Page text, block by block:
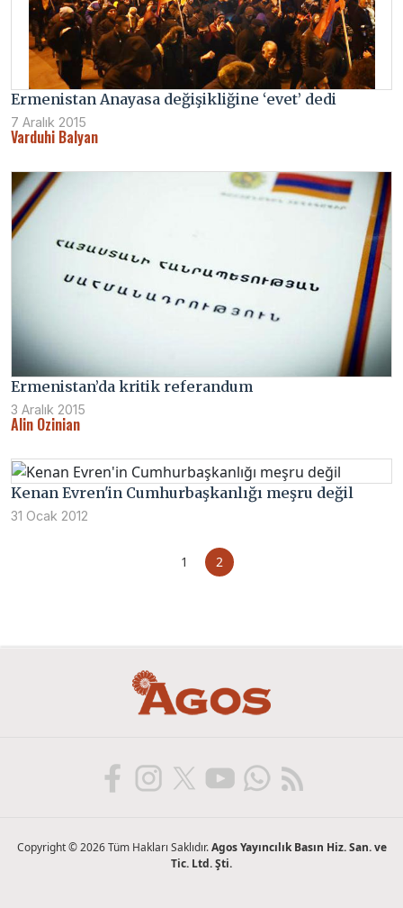
Ermenistan Anayasa değişikliğine ‘evet’ dedi
7 Aralık 2015
Varduhi Balyan
Ermenistan’da kritik referandum
3 Aralık 2015
Alin Ozinian
Kenan Evren'in Cumhurbaşkanlığı meşru değil
31 Ocak 2012
1 2
Copyright © 2026 Tüm Hakları Saklıdır.Agos Yayıncılık Basın Hiz. San. ve
Tic. Ltd. Şti.